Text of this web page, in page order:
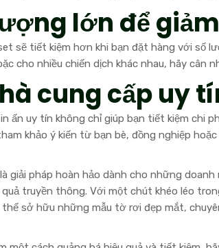
lớn để
sẽ tiết kiệm hơn khi bạn đặt hàng với số
cho nhiều chiến dịch khác nhau, hãy cân
cung cấp uy
ấn uy tín không chỉ giúp bạn tiết kiệm chi
khảo ý kiến từ bạn bè, đồng nghiệp
giải pháp hoàn hảo dành cho những
quả truyền thông. Với một chút khéo léo
sở hữu những mẫu tờ rơi đẹp mắt,